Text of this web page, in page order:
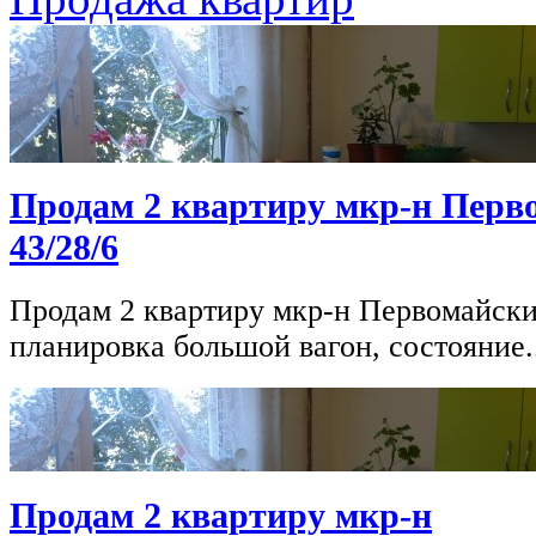
Продам 2 квартиру мкр-н
43/28/6
Продам 2 квартиру мкр-н
планировка большой вагон,
Продам 2 квартиру мкр-н